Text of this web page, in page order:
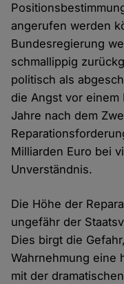
angerufen werden
Bundesregierung
schmallippig
politisch als
die Angst vor
Jahre nach dem
Milliarden Euro bei
Unverständnis.
Die Höhe der
ungefähr der
Dies birgt die
Wahrnehmung eine
mit der